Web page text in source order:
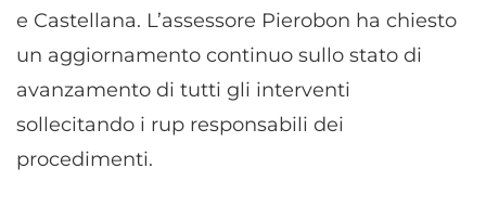
e Castellana. L’assessore Pierobon ha chiesto
un aggiornamento continuo sullo stato di
avanzamento di tutti gli interventi
sollecitando i rup responsabili dei
procedimenti.